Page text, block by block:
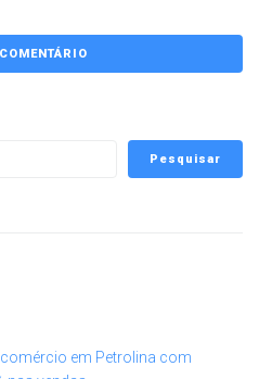
Pesquisar
em Petrolina com